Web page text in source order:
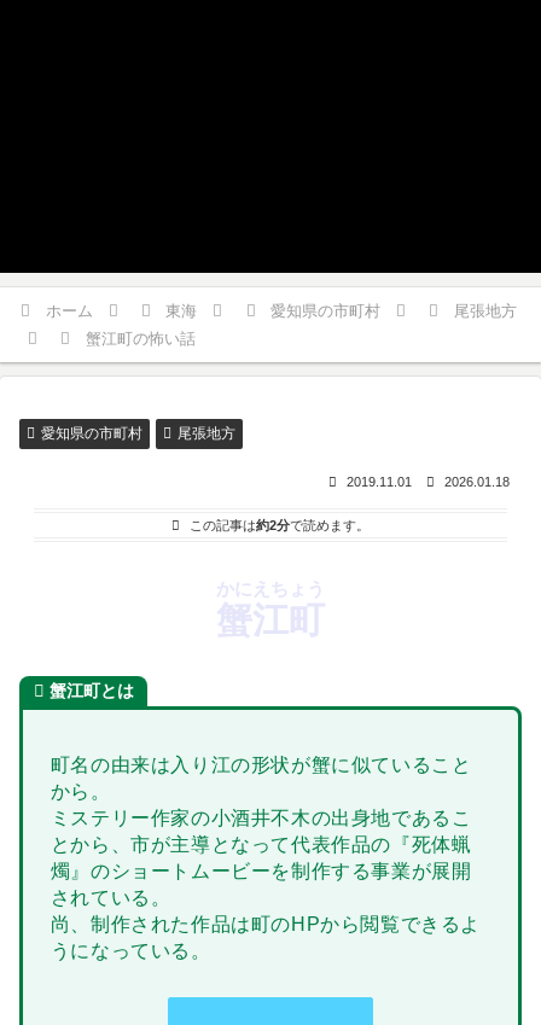
ホーム 東海 愛知県の市町村
尾張地方
蟹江町の怖い話
愛知県の市町村 尾張地方
2019.11.01 2026.01.18
この記事は約2分で読めます。
蟹江町
かにえちょう
蟹江町とは
町名の由来は入り江の形状が蟹に似ていること
から。
ミステリー作家の小酒井不木の出身地であるこ
とから、市が主導となって代表作品の『死体蝋
燭』のショートムービーを制作する事業が展開
されている。
尚、制作された作品は町のHPから閲覧できるよ
うになっている。